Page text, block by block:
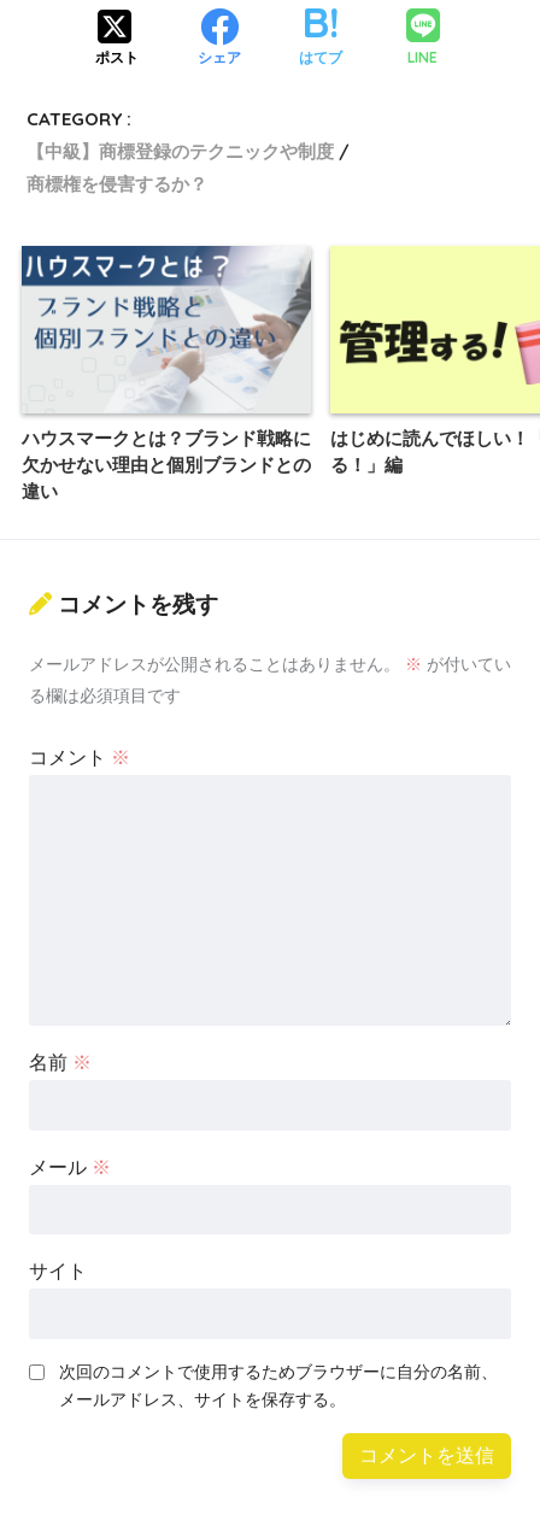
ポスト シェア はてブ LINE
CATEGORY :
【中級】商標登録のテクニックや制度
商標権を侵害するか？
ハウスマークとは？ブランド戦略に
欠かせない理由と個別ブランドとの
違い
はじめに読んでほしい！
る！」編
コメントを残す
メールアドレスが公開されることはありません。 ※ が付いてい
る欄は必須項目です
コメント ※
名前 ※
メール ※
サイト
次回のコメントで使用するためブラウザーに自分の名前、
メールアドレス、サイトを保存する。